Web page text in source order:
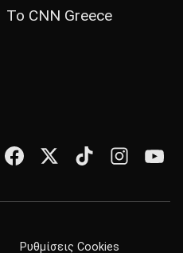
Το CNN Greece
Ρυθμίσεις Cookies